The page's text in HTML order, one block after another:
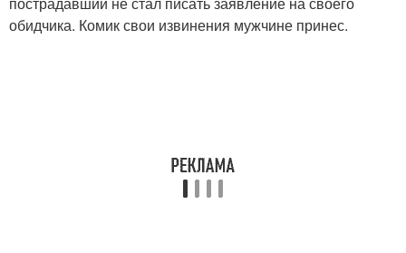
обидчика. Комик свои извинения мужчине принес.